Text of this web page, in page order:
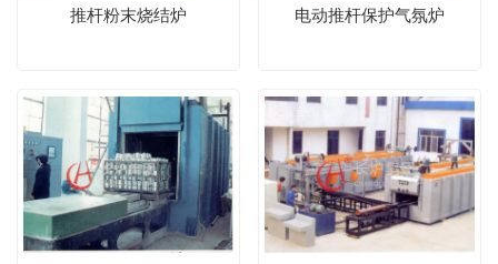
推杆粉末烧结炉 电动推杆保护气氛炉